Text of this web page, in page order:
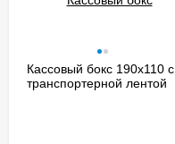
Кассовый бокс 190х110 с
транспортерной лентой